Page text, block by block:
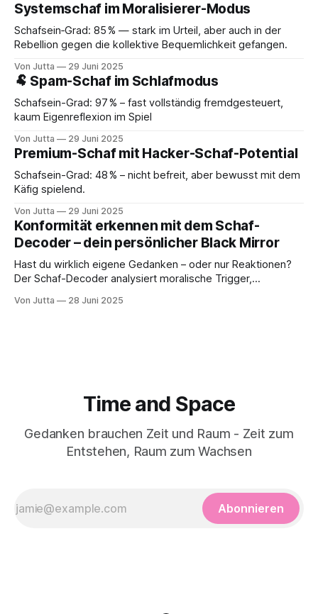
Systemschaf im Moralisierer-Modus
Schafsein‑Grad: 85 % — stark im Urteil, aber auch in der
Rebellion gegen die kollektive Bequemlichkeit gefangen.
Von Jutta 29 Juni 2025
🐏 Spam-Schaf im Schlafmodus
Schafsein-Grad: 97 % – fast vollständig fremdgesteuert,
kaum Eigenreflexion im Spiel
Von Jutta 29 Juni 2025
Premium-Schaf mit Hacker-Schaf-Potential
Schafsein-Grad: 48 % – nicht befreit, aber bewusst mit dem
Käfig spielend.
Von Jutta 29 Juni 2025
Konformität erkennen mit dem Schaf-
Decoder – dein persönlicher Black Mirror
Hast du wirklich eigene Gedanken – oder nur Reaktionen?
Der Schaf-Decoder analysiert moralische Trigger,
Klarheit gewinnen.
Von Jutta 28 Juni 2025
Time and Space
Gedanken brauchen Zeit und Raum - Zeit zum
Entstehen, Raum zum Wachsen
Abonnieren